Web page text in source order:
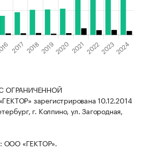
ОГРАНИЧЕННОЙ
зарегистрирована 10.12.2014
г. Колпино, ул. Загородная,
ООО «ГЕКТОР».